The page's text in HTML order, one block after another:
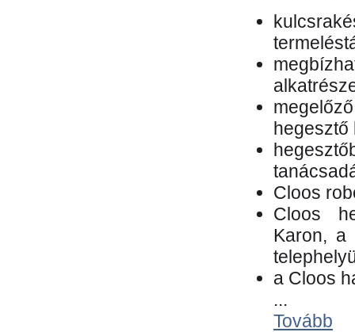
hegesztő
Cloos
Cloos
Karon, a
a Cloos
...
Tovább